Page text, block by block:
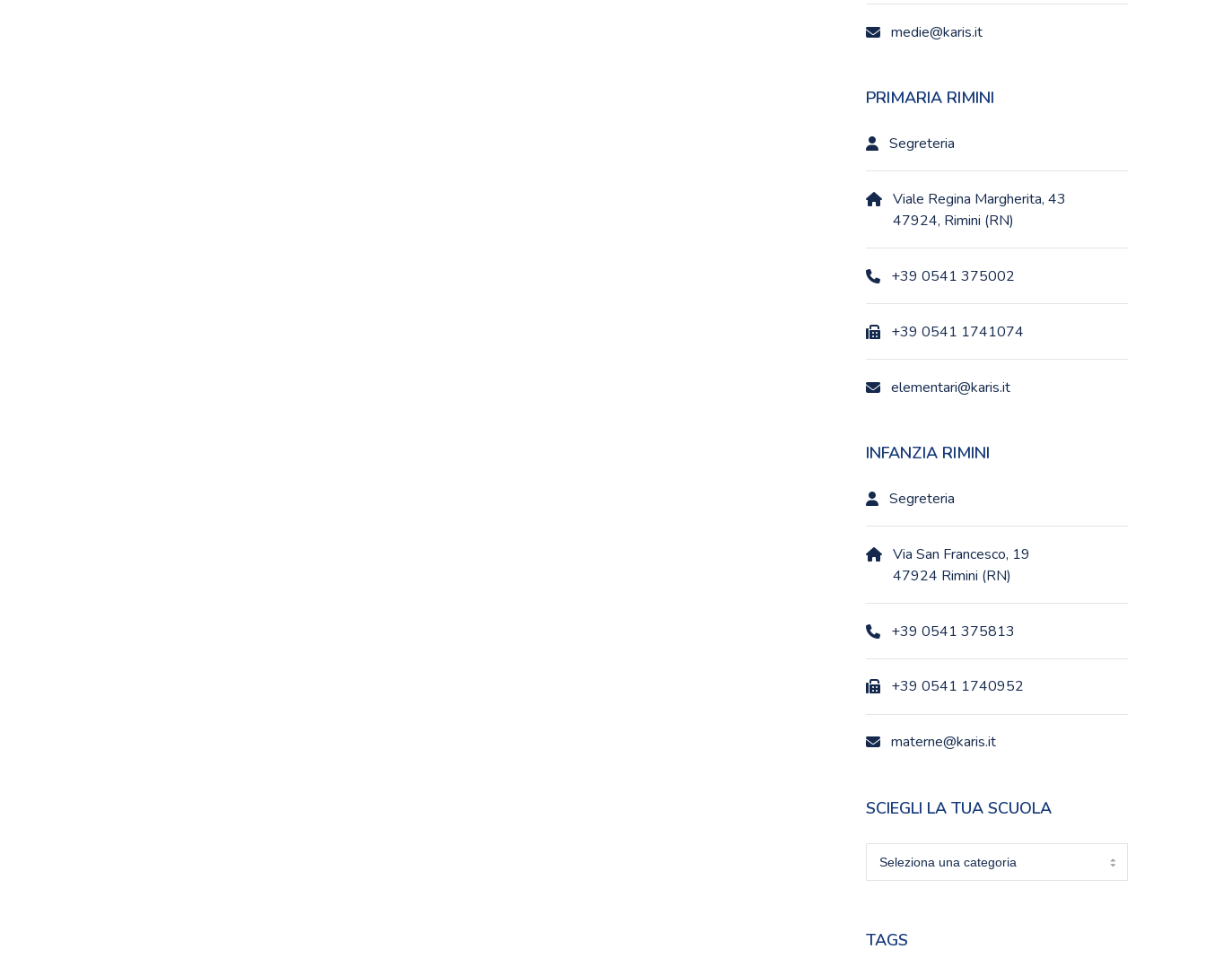
medie@karis.it
PRIMARIA RIMINI
Segreteria
Viale Regina Margherita, 43
47924, Rimini (RN)
+39 0541 375002
+39 0541 1741074
elementari@karis.it
INFANZIA RIMINI
Segreteria
Via San Francesco, 19
47924 Rimini (RN)
+39 0541 375813
+39 0541 1740952
materne@karis.it
SCIEGLI LA TUA SCUOLA
Sciegli
TAGS